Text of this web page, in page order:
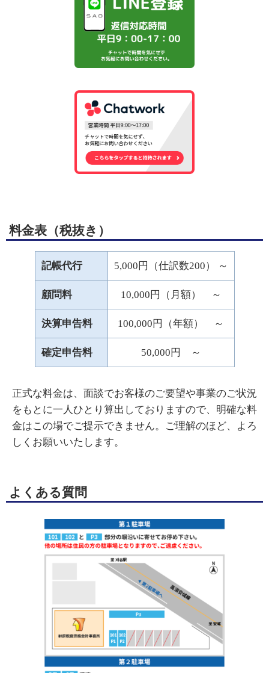
料金表（税抜き）
記帳代行 5,000円（仕訳数200） ～
顧問料 10,000円（月額） ～
決算申告料 100,000円（年額） ～
確定申告料 50,000円 ～
正式な料金は、面談でお客様のご要望や事業のご状況
をもとに一人ひとり算出しておりますので、明確な料
金はこの場でご提示できません。ご理解のほど、よろ
しくお願いいたします。
よくある質問